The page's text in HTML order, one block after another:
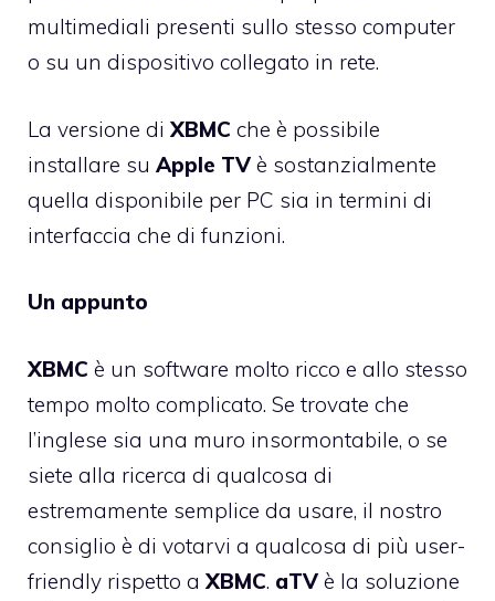
multimediali presenti sullo stesso computer
o su un dispositivo collegato in rete.
La versione diXBMC che è possibile
installare su Apple TV è sostanzialmente
quella disponibile per PC sia in termini di
interfaccia che di funzioni.
Un appunto
XBMC è un software molto ricco e allo stesso
tempo molto complicato. Se trovate che
l’inglese sia una muro insormontabile, o se
siete alla ricerca di qualcosa di
estremamente semplice da usare, il nostro
consiglio è di votarvi a qualcosa di più user-
friendly rispetto aXBMC. aTV è la soluzione